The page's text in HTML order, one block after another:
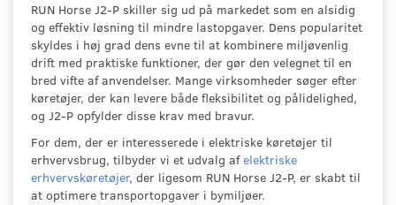
RUN Horse J2-P skiller sig ud på markedet som en alsidig
og effektiv løsning til mindre lastopgaver. Dens popularitet
skyldes i høj grad dens evne til at kombinere miljøvenlig
drift med praktiske funktioner, der gør den velegnet til en
bred vifte af anvendelser. Mange virksomheder søger efter
køretøjer, der kan levere både fleksibilitet og pålidelighed,
og J2-P opfylder disse krav med bravur.
For dem, der er interesserede i elektriske køretøjer til
erhvervsbrug, tilbyder vi et udvalg afelektriske
erhvervskøretøjer, der ligesom RUN Horse J2-P, er skabt til
at optimere transportopgaver i bymiljøer.